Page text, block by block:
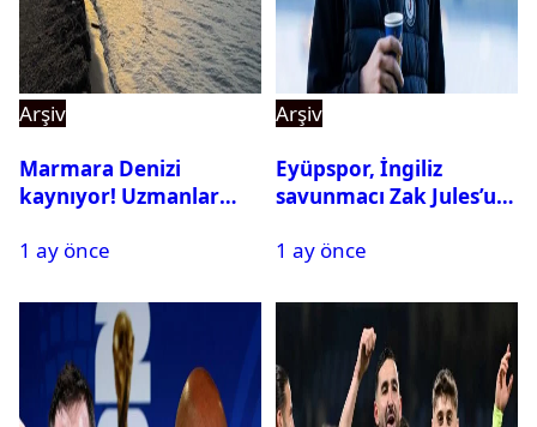
Arşiv
Marmara Denizi
kaynıyor! Uzmanlar
1 ay önce
Arşiv
Eyüpspor, İngiliz
savunmacı Zak Jules’u
1 ay önce